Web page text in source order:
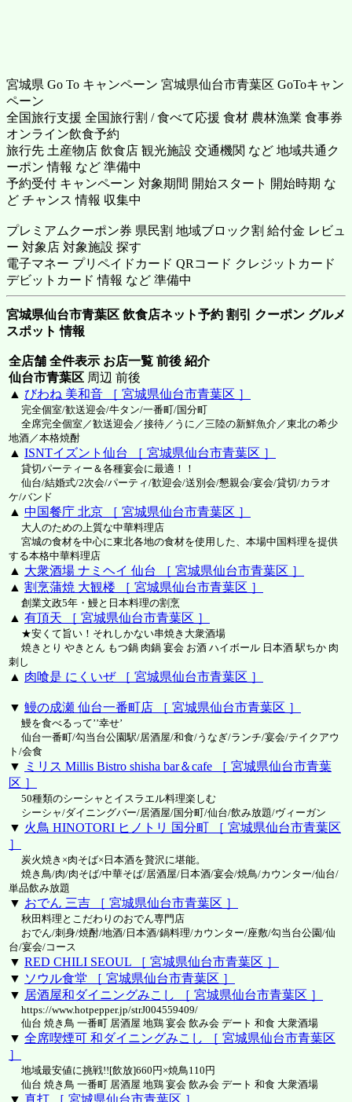
宮城県 Go To キャンペーン 宮城県仙台市青葉区 GoToキャン
ペーン
全国旅行支援 全国旅行割 / 食べて応援 食材 農林漁業 食事券
オンライン飲食予約
旅行先 土産物店 飲食店 観光施設 交通機関 など 地域共通ク
ーポン 情報 など 準備中
予約受付 キャンペーン 対象期間 開始スタート 開始時期 な
ど チャンス 情報 収集中
プレミアムクーポン券 県民割 地域ブロック割 給付金 レビュ
ー 対象店 対象施設 探す
電子マネー プリペイドカード QRコード クレジットカード
デビットカード 情報 など 準備中
宮城県仙台市青葉区 飲食店ネット予約 割引 クーポン グルメ
スポット 情報
全店舗 全件表示 お店一覧 前後 紹介
仙台市青葉区 周辺 前後
▲ びわね 美和音 ［ 宮城県仙台市青葉区 ］
完全個室/歓送迎会/牛タン/一番町/国分町
全席完全個室／歓送迎会／接待／うに／三陸の新鮮魚介／東北の希少
地酒／本格焼酎
▲ ISNTイズント仙台 ［ 宮城県仙台市青葉区 ］
貸切パーティー＆各種宴会に最適！！
仙台/結婚式/2次会/パーティ/歓迎会/送別会/懇親会/宴会/貸切/カラオ
ケ/バンド
▲ 中国餐庁 北京 ［ 宮城県仙台市青葉区 ］
大人のための上質な中華料理店
宮城の食材を中心に東北各地の食材を使用した、本場中国料理を提供
する本格中華料理店
▲ 大衆酒場 ナミヘイ 仙台 ［ 宮城県仙台市青葉区 ］
▲ 割烹蒲焼 大観楼 ［ 宮城県仙台市青葉区 ］
創業文政5年・鰻と日本料理の割烹
▲ 有頂天 ［ 宮城県仙台市青葉区 ］
★安くて旨い！それしかない串焼き大衆酒場
焼きとり やきとん もつ鍋 肉鍋 宴会 お酒 ハイボール 日本酒 駅ちか 肉
刺し
▲ 肉喰是 にくいぜ ［ 宮城県仙台市青葉区 ］
▼ 鰻の成瀬 仙台一番町店 ［ 宮城県仙台市青葉区 ］
鰻を食べるって’’幸せ’
仙台一番町/勾当台公園駅/居酒屋/和食/うなぎ/ランチ/宴会/テイクアウ
ト/会食
▼
ミリス Millis Bistro shisha bar＆cafe ［ 宮城県仙台市青葉
区 ］
50種類のシーシャとイスラエル料理楽しむ
シーシャ/ダイニングバー/居酒屋/国分町/仙台/飲み放題/ヴィーガン
▼ 火鳥 HINOTORI ヒノトリ 国分町 ［ 宮城県仙台市青葉区
］
炭火焼き×肉そば×日本酒を贅沢に堪能。
焼き鳥/肉/肉そば/中華そば/居酒屋/日本酒/宴会/焼鳥/カウンター/仙台/
単品飲み放題
▼ おでん 三吉 ［ 宮城県仙台市青葉区 ］
秋田料理とこだわりのおでん専門店
おでん/刺身/焼酎/地酒/日本酒/鍋料理/カウンター/座敷/勾当台公園/仙
台/宴会/コース
▼ RED CHILI SEOUL ［ 宮城県仙台市青葉区 ］
▼ ソウル食堂 ［ 宮城県仙台市青葉区 ］
▼ 居酒屋和ダイニングみこし ［ 宮城県仙台市青葉区 ］
https://www.hotpepper.jp/strJ004559409/
仙台 焼き鳥 一番町 居酒屋 地鶏 宴会 飲み会 デート 和食 大衆酒場
▼ 全席喫煙可 和ダイニングみこし ［ 宮城県仙台市青葉区
］
地域最安値に挑戦!![飲放]660円×焼鳥110円
仙台 焼き鳥 一番町 居酒屋 地鶏 宴会 飲み会 デート 和食 大衆酒場
▼ 真打 ［ 宮城県仙台市青葉区 ］